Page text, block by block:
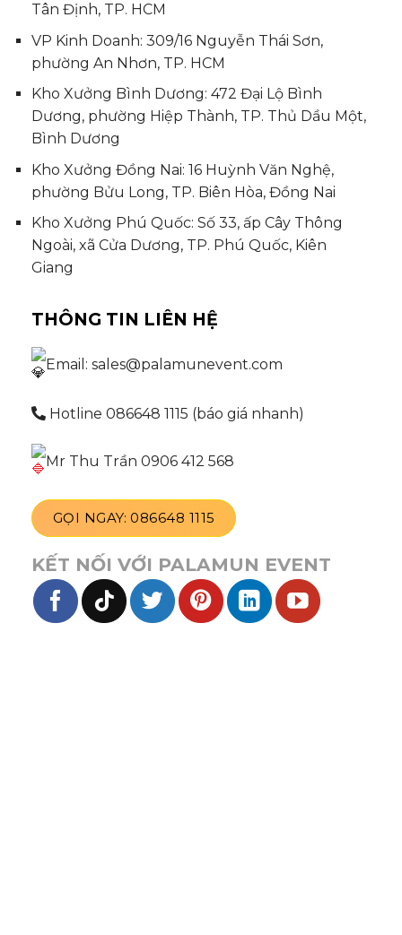
Tân Định, TP. HCM
VP Kinh Doanh: 309/16 Nguyễn Thái Sơn,
phường An Nhơn, TP. HCM
Kho Xưởng Bình Dương: 472 Đại Lộ Bình
Dương, phường Hiệp Thành, TP. Thủ Dầu Một,
Bình Dương
Kho Xưởng Đồng Nai: 16 Huỳnh Văn Nghệ,
phường Bửu Long, TP. Biên Hòa, Đồng Nai
Kho Xưởng Phú Quốc: Số 33, ấp Cây Thông
Ngoài, xã Cửa Dương, TP. Phú Quốc, Kiên
Giang
THÔNG TIN LIÊN HỆ
Email: sales@palamunevent.com
Hotline 086648 1115 (báo giá nhanh)
Mr Thu Trần 0906 412 568
GỌI NGAY: 086648 1115
KẾT NỐI VỚI PALAMUN EVENT